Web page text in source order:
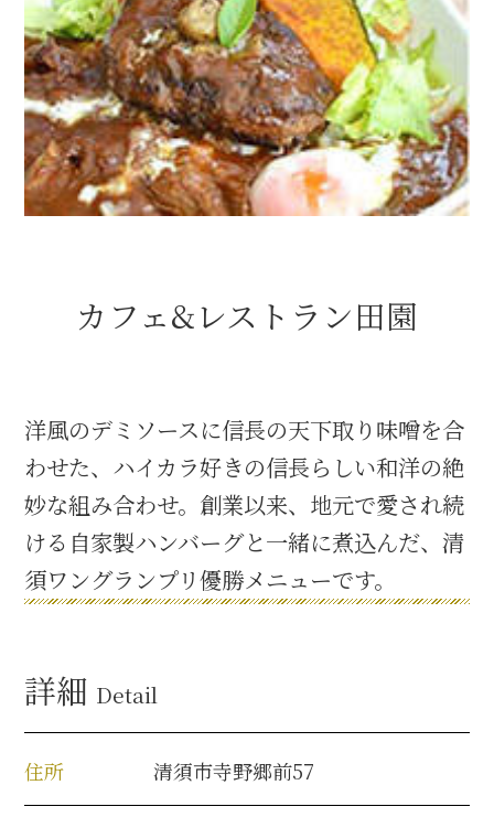
秀吉グルメ・土産 一覧
秀吉功路
織田信長と名古屋の関係
信長グルメ・土産一覧
徳川家康と名古屋の関係
家康関連 史跡 一覧
家康グルメ・土産 一覧
前田利家と名古屋の関係
カフェ&レストラン田園
洋風のデミソースに信長の天下取り味噌を合
わせた、ハイカラ好きの信長らしい和洋の絶
妙な組み合わせ。創業以来、地元で愛され続
ける自家製ハンバーグと一緒に煮込んだ、清
須ワングランプリ優勝メニューです。
詳細 Detail
住所 清須市寺野郷前57